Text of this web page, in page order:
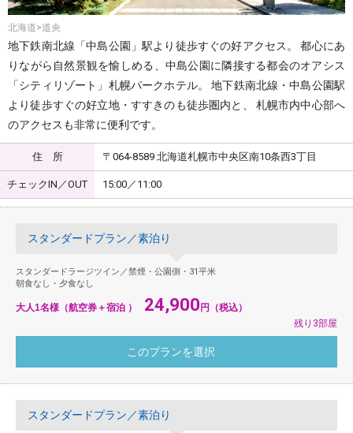
北海道>道央
地下鉄南北線「中島公園」駅より徒歩すぐの好アクセス。 都心にあ
りながら自然景観を愉しめる、中島公園に隣接する都会のオアシス
「シティリゾート」札幌パークホテル。 地下鉄南北線・中島公園駅
より徒歩すぐの好立地・すすきのも徒歩圏内と、 札幌市内中心部へ
のアクセスも非常に便利です。
住 所 〒064-8589 北海道札幌市中央区南10条西3丁目
チェックIN／OUT 15:00／11:00
スタンダードプラン／素泊り
スタンダードラージツイン／禁煙・公園側・31平米
朝食なし・夕食なし
大人1名様（航空券＋宿泊 ） 24,900円（税込）
残り3部屋
スタンダードプラン／素泊り